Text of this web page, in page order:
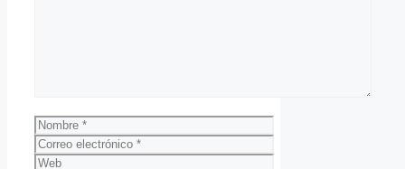
Nombre
Correo
electrónico
Web